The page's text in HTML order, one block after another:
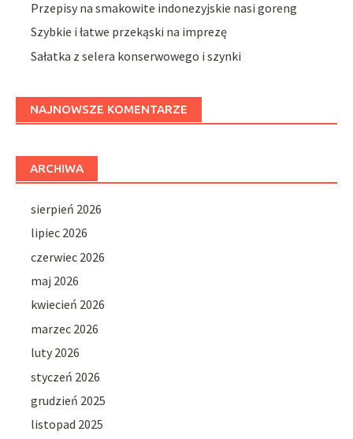
Przepisy na smakowite indonezyjskie nasi goreng
Szybkie i łatwe przekąski na imprezę
Sałatka z selera konserwowego i szynki
NAJNOWSZE KOMENTARZE
ARCHIWA
sierpień 2026
lipiec 2026
czerwiec 2026
maj 2026
kwiecień 2026
marzec 2026
luty 2026
styczeń 2026
grudzień 2025
listopad 2025